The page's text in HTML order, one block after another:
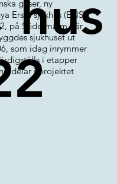
hus
gaser, ny
Ersta sjukhus (ENS).
på Södermalm där
sjukhuset ut
som idag inrymmer
i etapper
delar i projektet